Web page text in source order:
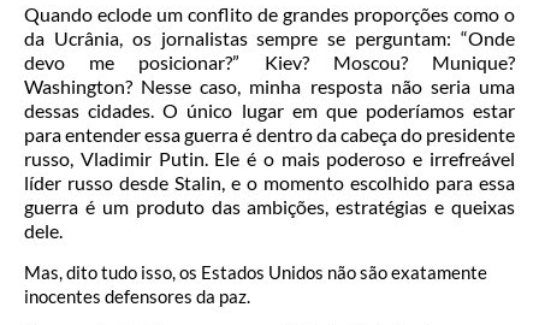
Quando eclode um conflito de grandes proporções como o
da Ucrânia, os jornalistas sempre se perguntam: “Onde
devo me posicionar?” Kiev? Moscou? Munique?
Washington? Nesse caso, minha resposta não seria uma
dessas cidades. O único lugar em que poderíamos estar
para entender essa guerra é dentro da cabeça do presidente
russo, Vladimir Putin. Ele é o mais poderoso e irrefreável
líder russo desde Stalin, e o momento escolhido para essa
guerra é um produto das ambições, estratégias e queixas
dele.
Mas, dito tudo isso, os Estados Unidos não são exatamente
inocentes defensores da paz.